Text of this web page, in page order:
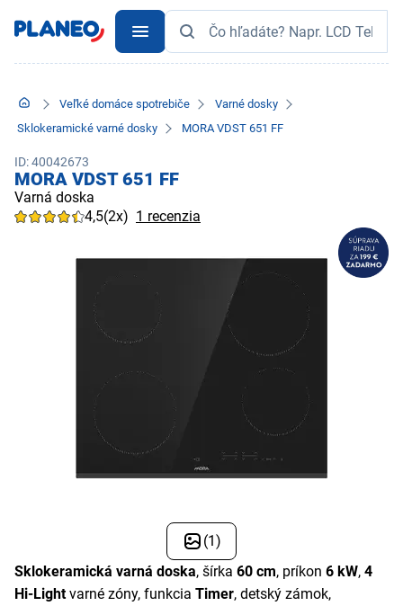
Veľké domáce spotrebiče
Varné dosky
Sklokeramické varné dosky
MORA VDST 651 FF
ID: 40042673
MORA VDST 651 FF
Varná doska
4,5(2x) 1 recenzia
(1)
Sklokeramická varná doska, šírka 60 cm, príkon 6 kW, 4
Hi-Lightvarné zóny, funkcia Timer, detský zámok,